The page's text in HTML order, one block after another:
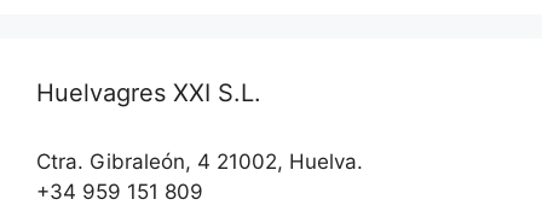
Huelvagres XXI S.L.
Ctra. Gibraleón, 4 21002, Huelva.
+34 959 151 809